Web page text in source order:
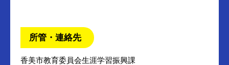
所管・連絡先
香美市教育委員会生涯学習振興課